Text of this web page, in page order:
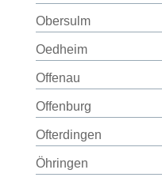
Obersulm
Oedheim
Offenau
Offenburg
Ofterdingen
Öhringen